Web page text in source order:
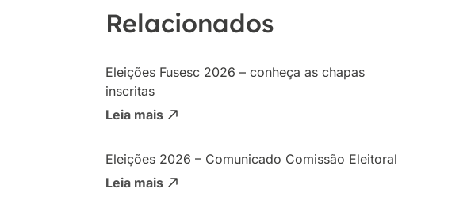
Relacionados
Eleições Fusesc 2026 – conheça as chapas
inscritas
Leia mais
Eleições 2026 – Comunicado Comissão Eleitoral
Leia mais